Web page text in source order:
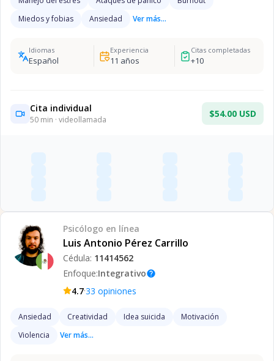
Miedos y fobias
Ansiedad Ver más...
Idiomas
Español
Experiencia
11 años
Citas completadas
+10
Cita individual
50 min · videollamada
$54.00 USD
Psicólogo en línea
Luis Antonio Pérez Carrillo
Cédula: 11414562
Enfoque:Integrativohelp
4.7·33 opiniones
Ansiedad Creatividad Idea suicida
Motivación
Violencia
Ver más...